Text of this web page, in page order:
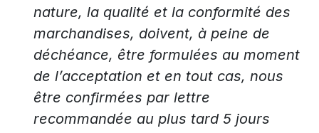
nature, la qualité et la conformité des
marchandises, doivent, à peine de
déchéance, être formulées au moment
de l’acceptation et en tout cas, nous
être confirmées par lettre
recommandée au plus tard 5 jours